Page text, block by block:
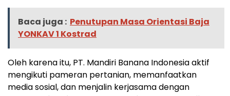
Baca juga : Penutupan Masa Orientasi Baja
YONKAV 1 Kostrad
Oleh karena itu, PT. Mandiri Banana Indonesia aktif
mengikuti pameran pertanian, memanfaatkan
media sosial, dan menjalin kerjasama dengan